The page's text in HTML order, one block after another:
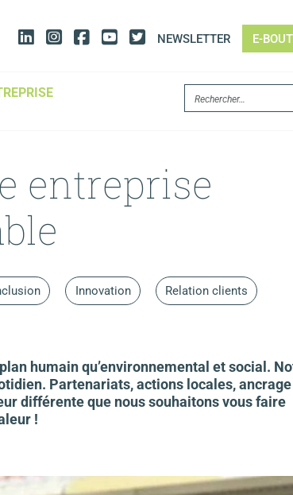
NEWSLETTER E-
entreprise
Innovation Relation clients
humain qu’environnemental et social.
Partenariats, actions locales, ancrage
différente que nous souhaitons vous faire
!